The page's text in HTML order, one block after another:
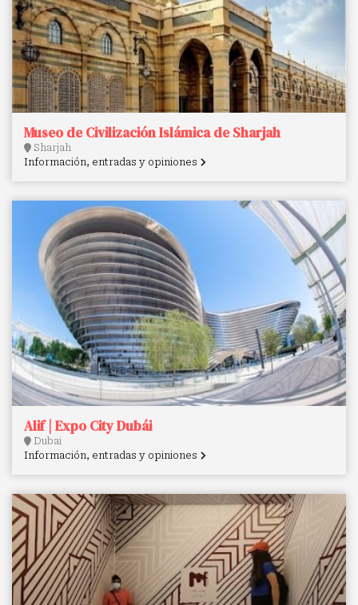
Museo de Civilización Islámica de Sharjah
Sharjah
Información, entradas y opiniones
Alif | Expo City Dubái
Dubai
Información, entradas y opiniones